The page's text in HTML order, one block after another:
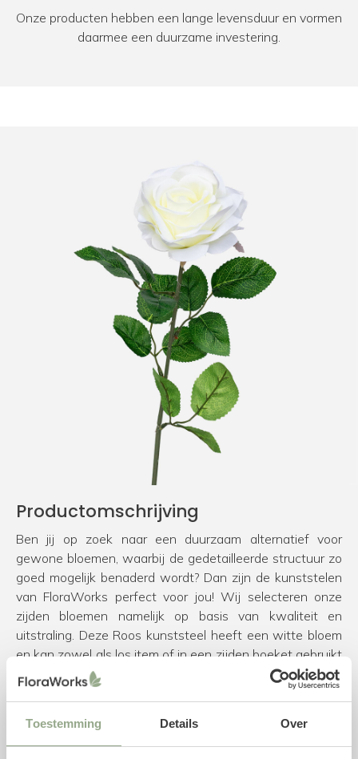
Toestemming Details Over
Onze producten hebben een lange levensduur en vormen
daarmee een duurzame investering.
Productomschrijving
Ben jij op zoek naar een duurzaam alternatief voor
gewone bloemen, waarbij de gedetailleerde structuur zo
goed mogelijk benaderd wordt? Dan zijn de kunststelen
van FloraWorks perfect voor jou! Wij selecteren onze
zijden bloemen namelijk op basis van kwaliteit en
uitstraling. Deze Roos kunststeel heeft een witte bloem
en kan zowel als los item of in een zijden boeket gebruikt
worden. Voor het samenstellen van een mooi
tips & tricks. Ben je
jouw kunstbloemen? Neem dan een kijkje in onze
collectievazen.